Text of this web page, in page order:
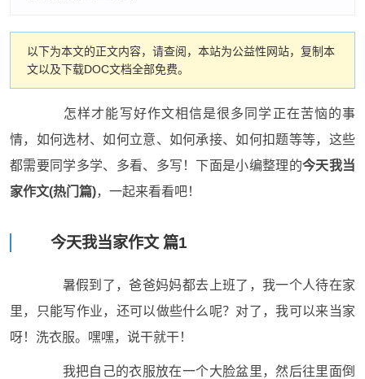
以下为本文的正文内容，请查阅，本站为公益性网站，复制本
文以及下载DOC文档全部免费。
怎样才能写好作文相信是很多同学正在苦恼的事
情，如何选材、如何立意、如何承接、如何扣题等等，这些
都需要同学多学、多看、多写！下面是小编整理的今天我当
家作文(热门篇)，一起来看看吧！
今天我当家作文 篇1
暑假到了，爸爸妈妈都去上班了，我一个人待在家
里，只能写作业，还可以做些什么呢？对了，我可以来当家
呀！洗衣服。嘿嘿，说干就干！
我把自己的衣服放在一个大脸盆里，然后往里面倒